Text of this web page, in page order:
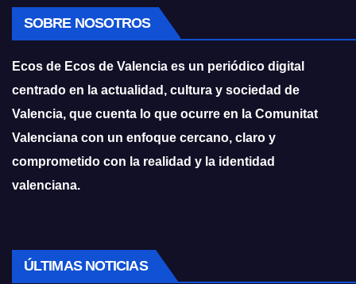
SOBRE NOSOTROS
Ecos de Ecos de Valencia es un periódico digital
centrado en la actualidad, cultura y sociedad de
Valencia, que cuenta lo que ocurre en la Comunitat
Valenciana con un enfoque cercano, claro y
comprometido con la realidad y la identidad
valenciana.
ÚLTIMAS NOTICIAS